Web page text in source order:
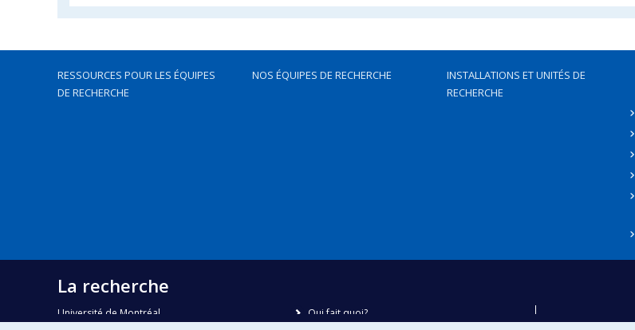
RESSOURCES POUR LES ÉQUIPES
DE RECHERCHE
NOS ÉQUIPES DE RECHERCHE
INSTALLATIONS ET UNITÉS DE
RECHERCHE
La recherche
Université de Montréal
Qui fait quoi?